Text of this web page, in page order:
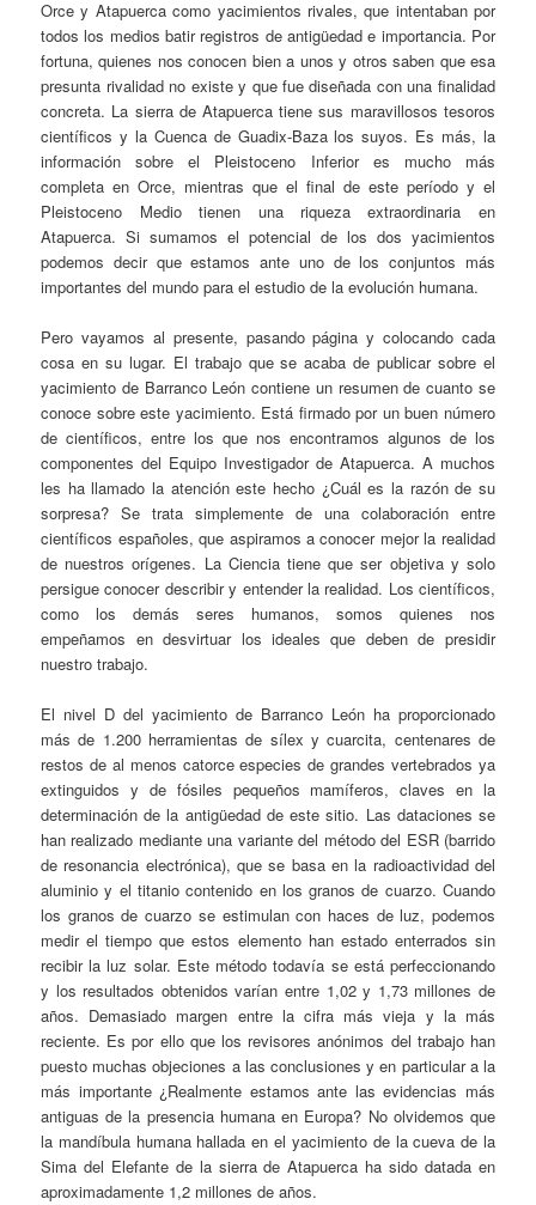
Orce y Atapuerca como yacimientos rivales, que intentaban por
todos los medios batir registros de antigüedad e importancia. Por
fortuna, quienes nos conocen bien a unos y otros saben que esa
presunta rivalidad no existe y que fue diseñada con una finalidad
concreta. La sierra de Atapuerca tiene sus maravillosos tesoros
científicos y la Cuenca de Guadix-Baza los suyos. Es más, la
información sobre el Pleistoceno Inferior es mucho más
completa en Orce, mientras que el final de este período y el
Pleistoceno Medio tienen una riqueza extraordinaria en
Atapuerca. Si sumamos el potencial de los dos yacimientos
podemos decir que estamos ante uno de los conjuntos más
importantes del mundo para el estudio de la evolución humana.
Pero vayamos al presente, pasando página y colocando cada
cosa en su lugar. El trabajo que se acaba de publicar sobre el
yacimiento de Barranco León contiene un resumen de cuanto se
conoce sobre este yacimiento. Está firmado por un buen número
de científicos, entre los que nos encontramos algunos de los
componentes del Equipo Investigador de Atapuerca. A muchos
les ha llamado la atención este hecho ¿Cuál es la razón de su
sorpresa? Se trata simplemente de una colaboración entre
científicos españoles, que aspiramos a conocer mejor la realidad
de nuestros orígenes. La Ciencia tiene que ser objetiva y solo
persigue conocer describir y entender la realidad. Los científicos,
como los demás seres humanos, somos quienes nos
empeñamos en desvirtuar los ideales que deben de presidir
nuestro trabajo.
El nivel D del yacimiento de Barranco León ha proporcionado
más de 1.200 herramientas de sílex y cuarcita, centenares de
restos de al menos catorce especies de grandes vertebrados ya
extinguidos y de fósiles pequeños mamíferos, claves en la
determinación de la antigüedad de este sitio. Las dataciones se
han realizado mediante una variante del método del ESR (barrido
de resonancia electrónica), que se basa en la radioactividad del
aluminio y el titanio contenido en los granos de cuarzo. Cuando
los granos de cuarzo se estimulan con haces de luz, podemos
medir el tiempo que estos elemento han estado enterrados sin
recibir la luz solar. Este método todavía se está perfeccionando
y los resultados obtenidos varían entre 1,02 y 1,73 millones de
años. Demasiado margen entre la cifra más vieja y la más
reciente. Es por ello que los revisores anónimos del trabajo han
puesto muchas objeciones a las conclusiones y en particular a la
más importante ¿Realmente estamos ante las evidencias más
antiguas de la presencia humana en Europa? No olvidemos que
la mandíbula humana hallada en el yacimiento de la cueva de la
Sima del Elefante de la sierra de Atapuerca ha sido datada en
aproximadamente 1,2 millones de años.